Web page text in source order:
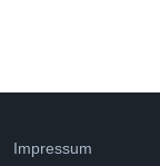
Impressum